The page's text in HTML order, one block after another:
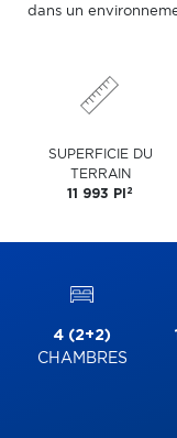
dans un
SUPERFICIE DU
TERRAIN
11 993 PI 2
4 (2+2)
CHAMBRES
1